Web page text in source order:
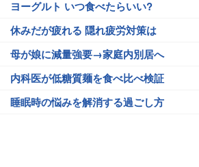
ヨーグルト いつ食べたらいい?
休みだが疲れる 隠れ疲労対策は
母が娘に減量強要→家庭内別居へ
内科医が低糖質麺を食べ比べ検証
睡眠時の悩みを解消する過ごし方